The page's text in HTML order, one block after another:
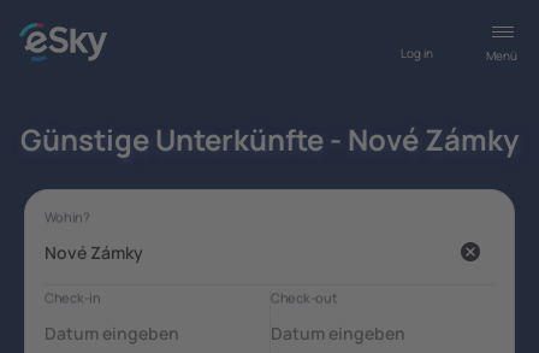
Menü
Log in
Günstige Unterkünfte - Nové Zámky